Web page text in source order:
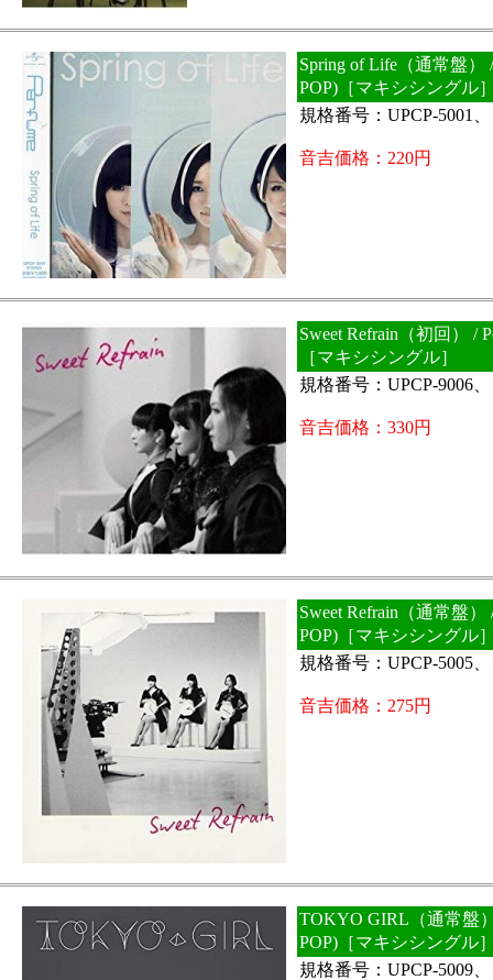
Spring of Life（通常盤）
POP)［マキシシングル
規格番号：UPCP-5001
音吉価格：220円
Sweet Refrain（初回） /
［マキシシングル］
規格番号：UPCP-9006
音吉価格：330円
Sweet Refrain（通常盤）
POP)［マキシシングル
規格番号：UPCP-5005
音吉価格：275円
TOKYO GIRL（通常盤
POP)［マキシシングル
規格番号：UPCP-5009